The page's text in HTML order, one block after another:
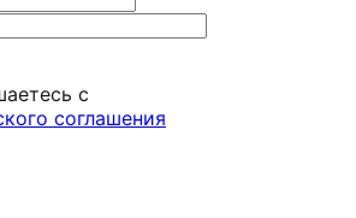
c
соглашения